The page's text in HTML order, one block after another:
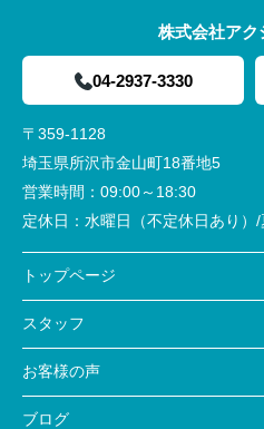
株式会社アク
04-2937-3330
〒359-1128
埼玉県所沢市金山町18番地5
営業時間： 09:00～18:30
定休日： 水曜日（不定休日あり）
トップページ
スタッフ
お客様の声
ブログ